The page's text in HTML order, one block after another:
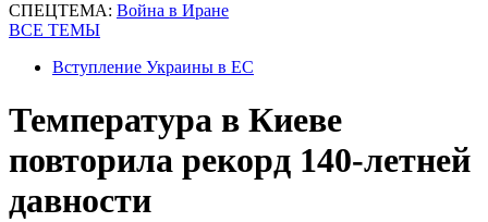
СПЕЦТЕМА: Война в Иране
ВСЕ ТЕМЫ
Вступление Украины в ЕС
Температура в Киеве
повторила рекорд 140-летней
давности